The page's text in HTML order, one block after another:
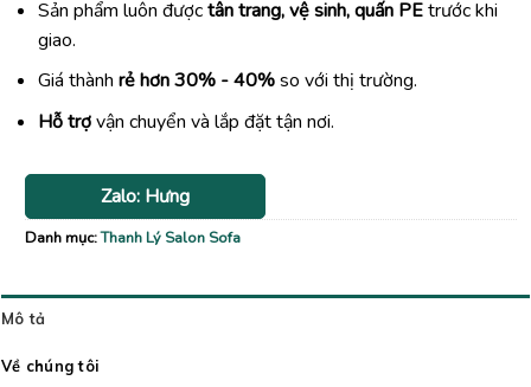
Sản phẩm luôn đượctân trang, vệ sinh, quấn PEtrước khi
giao.
Giá thành rẻ hơn 30% - 40%so với thị trường.
Hỗ trợvận chuyển và lắp đặt tận nơi.
Zalo: Hưng
Danh mục:Thanh Lý Salon Sofa
Mô tả
Về chúng tôi